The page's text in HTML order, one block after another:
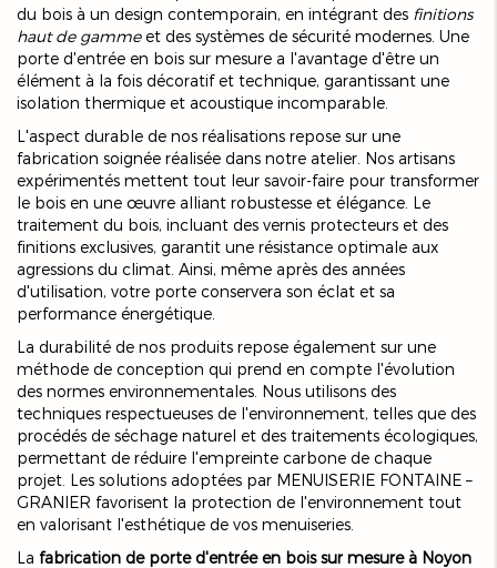
du bois à un design contemporain, en intégrant des finitions
haut de gammeet des systèmes de sécurité modernes. Une
porte d'entrée en bois sur mesure a l'avantage d'être un
élément à la fois décoratif et technique, garantissant une
isolation thermique et acoustique incomparable.
L'aspect durable de nos réalisations repose sur une
fabrication soignée réalisée dans notre atelier. Nos artisans
expérimentés mettent tout leur savoir-faire pour transformer
le bois en une œuvre alliant robustesse et élégance. Le
traitement du bois, incluant des vernis protecteurs et des
finitions exclusives, garantit une résistance optimale aux
agressions du climat. Ainsi, même après des années
d'utilisation, votre porte conservera son éclat et sa
performance énergétique.
La durabilité de nos produits repose également sur une
méthode de conception qui prend en compte l'évolution
des normes environnementales. Nous utilisons des
techniques respectueuses de l'environnement, telles que des
procédés de séchage naturel et des traitements écologiques,
permettant de réduire l'empreinte carbone de chaque
projet. Les solutions adoptées par MENUISERIE FONTAINE –
GRANIER favorisent la protection de l'environnement tout
en valorisant l'esthétique de vos menuiseries.
La fabrication de porte d'entrée en bois sur mesure à Noyon